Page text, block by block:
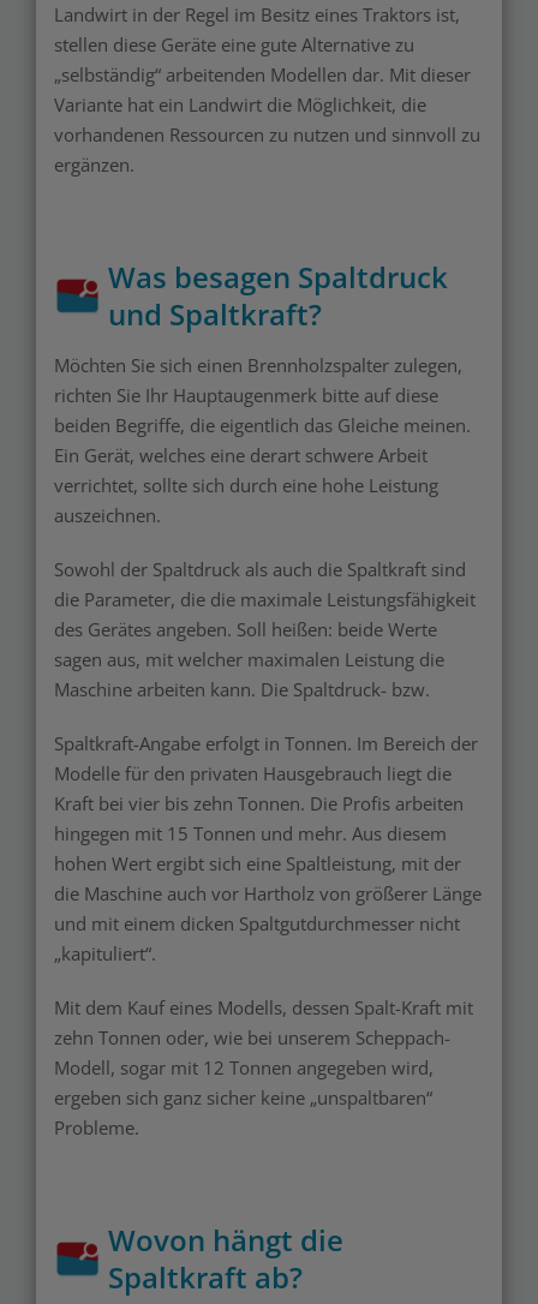
Landwirt in der Regel im Besitz eines Traktors ist,
stellen diese Geräte eine gute Alternative zu
„selbständig“ arbeitenden Modellen dar. Mit dieser
Variante hat ein Landwirt die Möglichkeit, die
vorhandenen Ressourcen zu nutzen und sinnvoll zu
ergänzen.
Was besagen Spaltdruck
und Spaltkraft?
Möchten Sie sich einen Brennholzspalter zulegen,
richten Sie Ihr Hauptaugenmerk bitte auf diese
beiden Begriffe, die eigentlich das Gleiche meinen.
Ein Gerät, welches eine derart schwere Arbeit
verrichtet, sollte sich durch eine hohe Leistung
auszeichnen.
Sowohl der Spaltdruck als auch die Spaltkraft sind
die Parameter, die die maximale Leistungsfähigkeit
des Gerätes angeben. Soll heißen: beide Werte
sagen aus, mit welcher maximalen Leistung die
Maschine arbeiten kann. Die Spaltdruck- bzw.
Spaltkraft-Angabe erfolgt in Tonnen. Im Bereich der
Modelle für den privaten Hausgebrauch liegt die
Kraft bei vier bis zehn Tonnen. Die Profis arbeiten
hingegen mit 15 Tonnen und mehr. Aus diesem
hohen Wert ergibt sich eine Spaltleistung, mit der
die Maschine auch vor Hartholz von größerer Länge
und mit einem dicken Spaltgutdurchmesser nicht
„kapituliert“.
Mit dem Kauf eines Modells, dessen Spalt-Kraft mit
zehn Tonnen oder, wie bei unserem Scheppach-
Modell, sogar mit 12 Tonnen angegeben wird,
ergeben sich ganz sicher keine „unspaltbaren“
Probleme.
Wovon hängt die
Spaltkraft ab?